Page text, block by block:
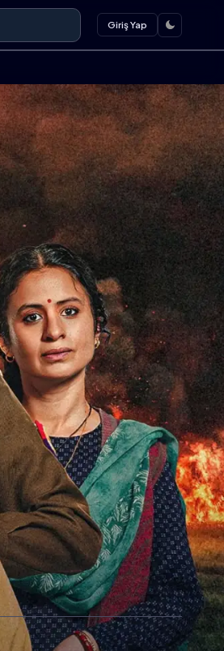
Giriş Yap